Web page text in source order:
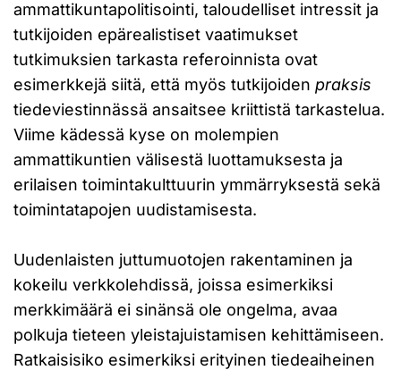
ammattikuntapolitisointi, taloudelliset intressit ja
tutkijoiden epärealistiset vaatimukset
tutkimuksien tarkasta referoinnista ovat
esimerkkejä siitä, että myös tutkijoiden praksis
tiedeviestinnässä ansaitsee kriittistä tarkastelua.
Viime kädessä kyse on molempien
ammattikuntien välisestä luottamuksesta ja
erilaisen toimintakulttuurin ymmärryksestä sekä
toimintatapojen uudistamisesta.
Uudenlaisten juttumuotojen rakentaminen ja
kokeilu verkkolehdissä, joissa esimerkiksi
merkkimäärä ei sinänsä ole ongelma, avaa
polkuja tieteen yleistajuistamisen kehittämiseen.
Ratkaisisiko esimerkiksi erityinen tiedeaiheinen